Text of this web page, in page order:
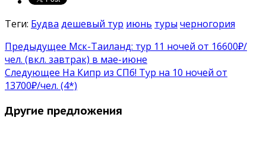
Теги: Будва дешевый тур июнь туры черногория
Предыдущее Мск-Таиланд: тур 11 ночей от 16600₽/
чел. (вкл. завтрак) в мае-июне
Следующее На Кипр из СПб! Тур на 10 ночей от
13700₽/чел. (4*)
Другие предложения